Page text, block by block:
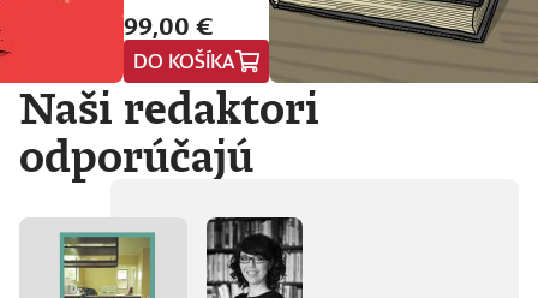
99,00 €
DO KOŠÍKA
Naši redaktori
odporúčajú